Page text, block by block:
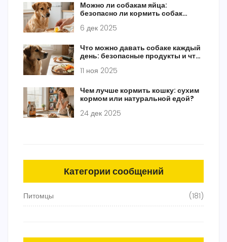
Можно ли собакам яйца:
безопасно ли кормить собак
6 дек 2025
Что можно давать собаке каждый
день: безопасные продукты и что
11 ноя 2025
Чем лучше кормить кошку: сухим
кормом или натуральной едой?
24 дек 2025
Категории сообщений
Питомцы (181)